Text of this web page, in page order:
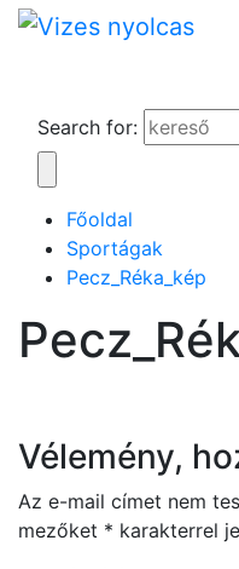
Search for:
Főoldal
Sportágak
Pecz_Réka_kép
Vélemény,
Az e-mail címet nem
mezőket * karakterrel